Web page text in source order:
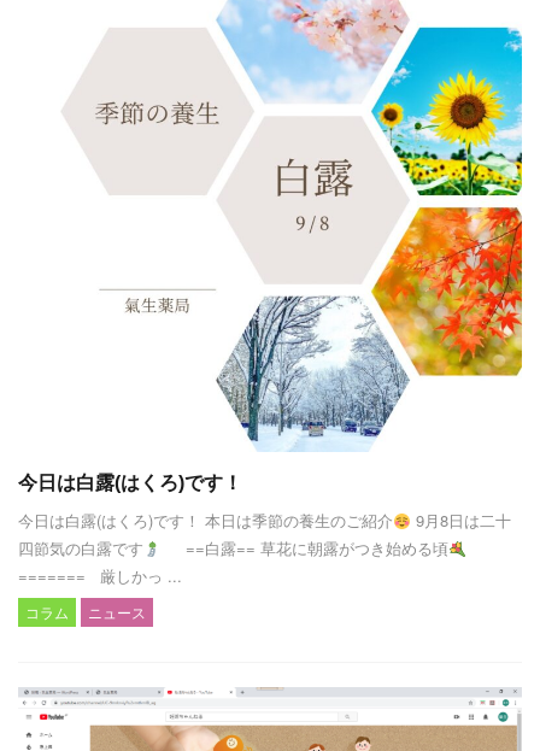
今日は白露(はくろ)です！
今日は白露(はくろ)です！ 本日は季節の養生のご紹介
9月8日は二十
四節気の白露です
==白露== 草花に朝露がつき始める頃
======= 厳しかっ ...
コラム ニュース